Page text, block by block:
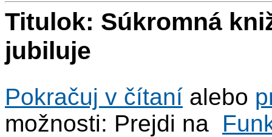
Titulok: Súkromná
jubiluje
Pokračuj v čítaní alebo
možnosti: Prejdi na